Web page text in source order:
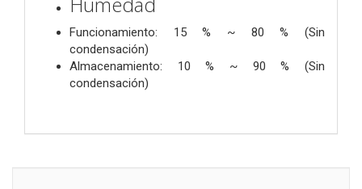
Funcionamiento: 15 % ~ 80 % (Sin
condensación)
Almacenamiento: 10 % ~ 90 % (Sin
condensación)